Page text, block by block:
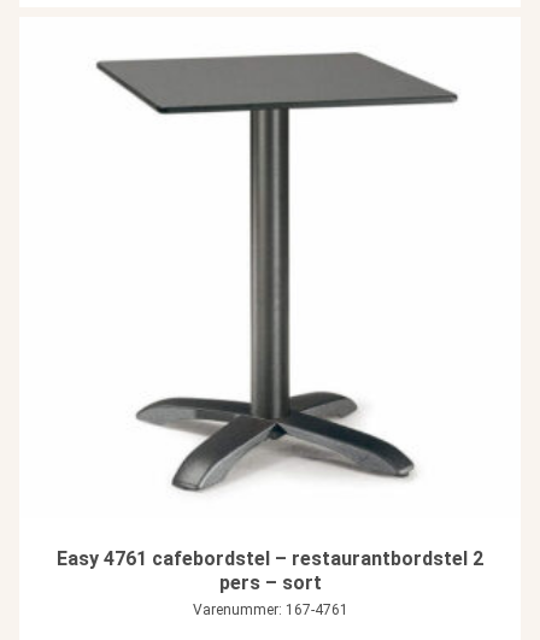
Easy 4761 cafebordstel – restaurantbordstel 2
pers – sort
Varenummer: 167-4761